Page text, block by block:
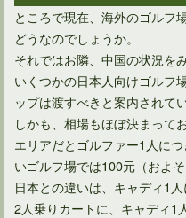
ところで現在、海外のゴルフ
どうなのでしょうか。
それではお隣、中国の状況を
いくつかの日本人向けゴルフ
ップは渡すべきと案内されてい
しかも、相場もほぼ決まって
エリアだとゴルファー1人に
いゴルフ場では100元（およそ
日本との違いは、キャディ1
2人乗りカートに、キャディ1